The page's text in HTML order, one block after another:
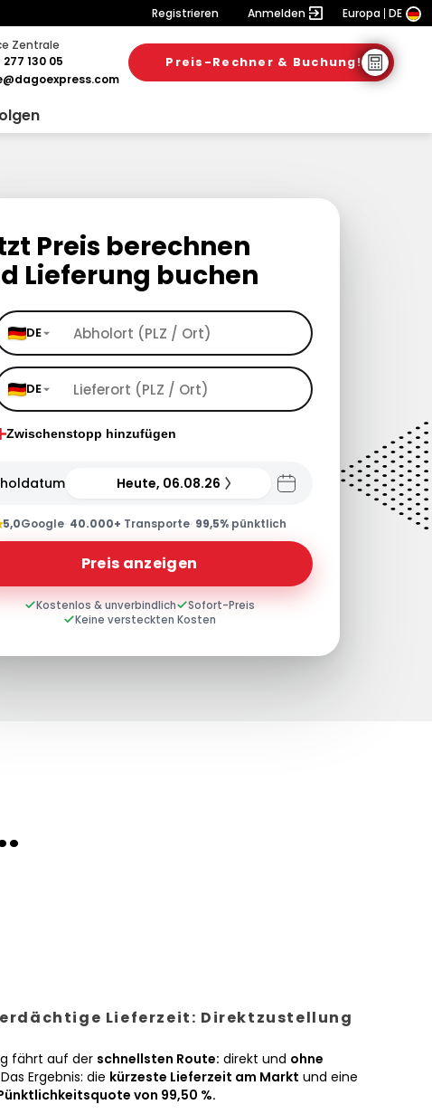
Registrieren Anmelden Europa DE
Zentrale
130 05
Preis-Rechner & Buchung!
Preis berechnen
Lieferung buchen
DE
DE
Zwischenstopp hinzufügen
Heute, 06.08.26
5,0Google· 40.000+ Transporte· 99,5%pünktlich
Preis anzeigen
Kostenlos & unverbindlich
Sofort-Preis
Keine versteckten Kosten
Lieferzeit: Direktzustellung
fährt auf der schnellsten Route: direkt und ohne
Das Ergebnis: die kürzeste Lieferzeit am Markt und eine
von 99,50 %.